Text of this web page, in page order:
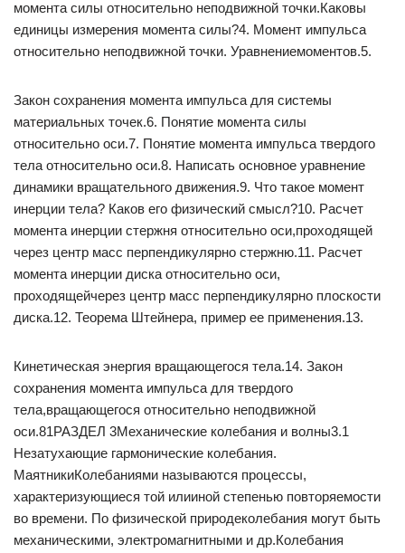
момента силы относительно неподвижной точки.Каковы
единицы измерения момента силы?4. Момент импульса
относительно неподвижной точки. Уравнениемоментов.5.
Закон сохранения момента импульса для системы
материальных точек.6. Понятие момента силы
относительно оси.7. Понятие момента импульса твердого
тела относительно оси.8. Написать основное уравнение
динамики вращательного движения.9. Что такое момент
инерции тела? Каков его физический смысл?10. Расчет
момента инерции стержня относительно оси,проходящей
через центр масс перпендикулярно стержню.11. Расчет
момента инерции диска относительно оси,
проходящейчерез центр масс перпендикулярно плоскости
диска.12. Теорема Штейнера, пример ее применения.13.
Кинетическая энергия вращающегося тела.14. Закон
сохранения момента импульса для твердого
тела,вращающегося относительно неподвижной
оси.81РАЗДЕЛ 3Механические колебания и волны3.1
Незатухающие гармонические колебания.
МаятникиКолебаниями называются процессы,
характеризующиеся той илииной степенью повторяемости
во времени. По физической природеколебания могут быть
механическими, электромагнитными и др.Колебания